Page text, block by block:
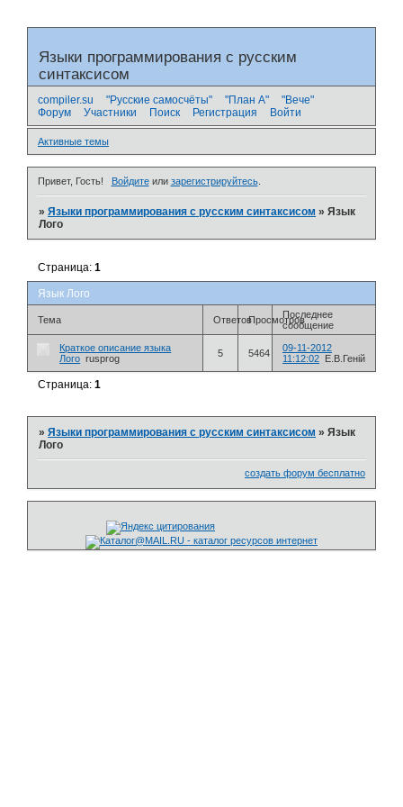
Языки программирования с русским
синтаксисом
compiler.su "Русские самосчёты" "План А"
"Вече"
Форум
Участники Поиск Регистрация Войти
Активные темы
Привет, Гость! Войдитеили зарегистрируйтесь.
»Языки программирования с русским синтаксисом »Язык
Лого
Язык Лого
Страница:1
Тема ОтветовПросмотровПоследнее
сообщение
Краткое описание языка
Лого rusprog 5 5464
09-11-2012
11:12:02
Е.В.Геній
Страница:1
»Языки программирования с русским синтаксисом »Язык
Лого
создать форум бесплатно